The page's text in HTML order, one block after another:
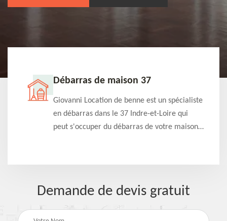
Débarras de maison 37
Giovanni Location de benne est un spécialiste
en débarras dans le 37 Indre-et-Loire qui
peut s'occuper du débarras de votre maison
Demande de devis gratuit